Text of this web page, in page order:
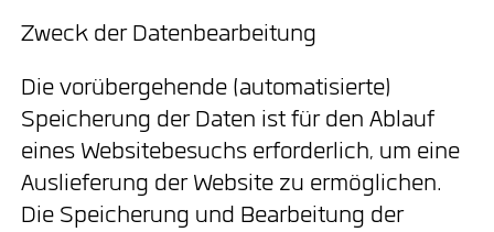
Zweck der Datenbearbeitung
Die vorübergehende (automatisierte)
Speicherung der Daten ist für den Ablauf
eines Websitebesuchs erforderlich, um eine
Auslieferung der Website zu ermöglichen.
Die Speicherung und Bearbeitung der